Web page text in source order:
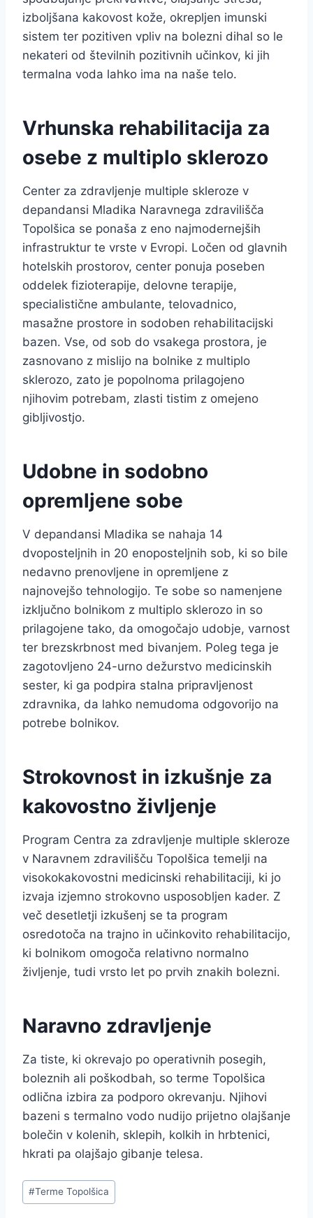
izboljšana kakovost kože, okrepljen imunski
sistem ter pozitiven vpliv na bolezni dihal so le
nekateri od številnih pozitivnih učinkov, ki jih
termalna voda lahko ima na naše telo.
Vrhunska rehabilitacija za
osebe z multiplo sklerozo
Center za zdravljenje multiple skleroze v
depandansi Mladika Naravnega zdravilišča
Topolšica se ponaša z eno najmodernejših
infrastruktur te vrste v Evropi. Ločen od glavnih
hotelskih prostorov, center ponuja poseben
oddelek fizioterapije, delovne terapije,
specialistične ambulante, telovadnico,
masažne prostore in sodoben rehabilitacijski
bazen. Vse, od sob do vsakega prostora, je
zasnovano z mislijo na bolnike z multiplo
sklerozo, zato je popolnoma prilagojeno
njihovim potrebam, zlasti tistim z omejeno
gibljivostjo.
Udobne in sodobno
opremljene sobe
V depandansi Mladika se nahaja 14
dvoposteljnih in 20 enoposteljnih sob, ki so bile
nedavno prenovljene in opremljene z
najnovejšo tehnologijo. Te sobe so namenjene
izključno bolnikom z multiplo sklerozo in so
prilagojene tako, da omogočajo udobje, varnost
ter brezskrbnost med bivanjem. Poleg tega je
zagotovljeno 24-urno dežurstvo medicinskih
sester, ki ga podpira stalna pripravljenost
zdravnika, da lahko nemudoma odgovorijo na
potrebe bolnikov.
Strokovnost in izkušnje za
kakovostno življenje
Program Centra za zdravljenje multiple skleroze
v Naravnem zdravilišču Topolšica temelji na
visokokakovostni medicinski rehabilitaciji, ki jo
izvaja izjemno strokovno usposobljen kader. Z
več desetletji izkušenj se ta program
osredotoča na trajno in učinkovito rehabilitacijo,
ki bolnikom omogoča relativno normalno
življenje, tudi vrsto let po prvih znakih bolezni.
Naravno zdravljenje
Za tiste, ki okrevajo po operativnih posegih,
boleznih ali poškodbah, so terme Topolšica
odlična izbira za podporo okrevanju. Njihovi
bazeni s termalno vodo nudijo prijetno olajšanje
bolečin v kolenih, sklepih, kolkih in hrbtenici,
hkrati pa olajšajo gibanje telesa.
Post
Tags:
#Terme Topolšica